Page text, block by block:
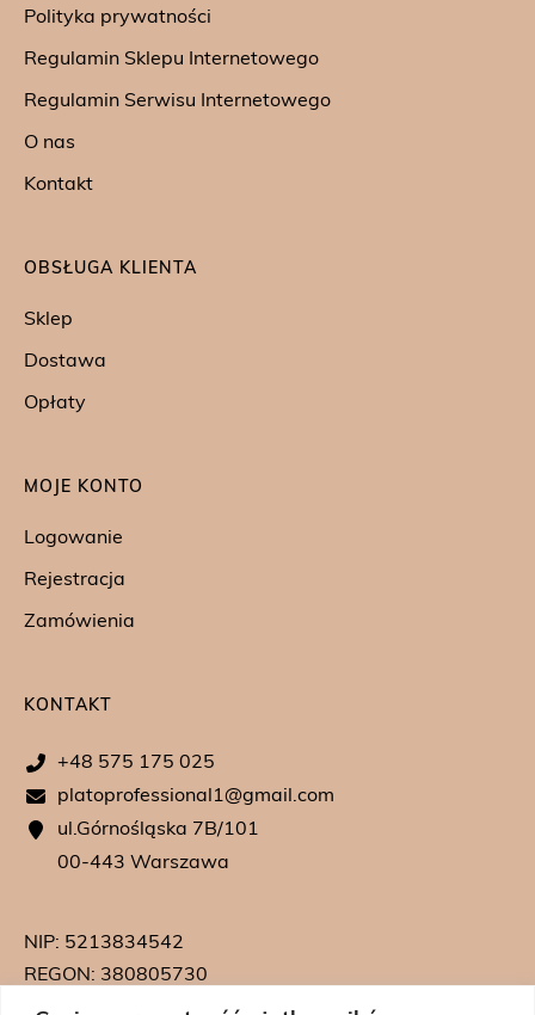
Polityka prywatności
Regulamin Sklepu Internetowego
Regulamin Serwisu Internetowego
O nas
Kontakt
OBSŁUGA KLIENTA
Sklep
Dostawa
Opłaty
MOJE KONTO
Logowanie
Rejestracja
Zamówienia
KONTAKT
+48 575 175 025
platoprofessional1@gmail.com
ul.Górnośląska 7B/101
00-443 Warszawa
NIP: 5213834542
REGON: 380805730
KRS: 0000739542